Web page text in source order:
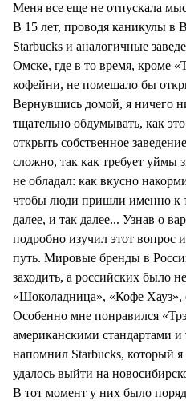
Меня все еще не отпускала
В 15 лет, проводя каникулы в
Starbucks и аналогичные
Омске, где в то время, кроме
кофейни, не помешало бы
Вернувшись домой, я ничего
тщательно обдумывать, как
открыть собственное
сложно, так как требует уймы
не обладал: как вкусно
чтобы люди пришли именно к
далее, и так далее... Узнав о
подробно изучил этот вопрос
путь. Мировые бренды в
заходить, а российских было
«Шоколадница», «Кофе Хауз»,
Особенно мне понравился
американскими стандартами
напомнил Starbucks, который
удалось выйти на
В тот момент у них было